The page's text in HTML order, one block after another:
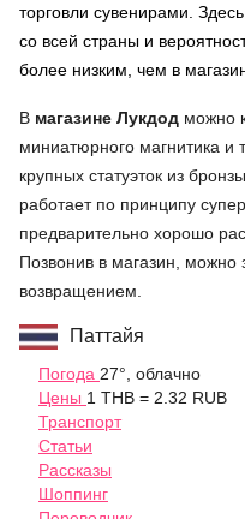
торговли сувенирами.
со всей страны и
более низким, чем в
В магазине Лукдод можно
миниатюрного магнитика и
крупных статуэток из
работает по принципу
предварительно хорошо
Позвонив в магазин, можно
возвращением.
Паттайя
Погода 27°, облачно
Цены 1 THB = 2.32 RUB
Транспорт
Статьи
Рассказы
Шоппинг